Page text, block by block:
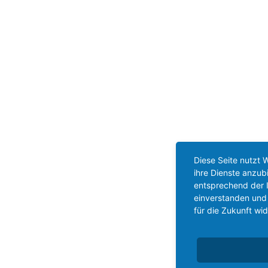
Diese Seite nutzt
ihre Dienste
entsprechend der
einverstanden
für die Zukunft